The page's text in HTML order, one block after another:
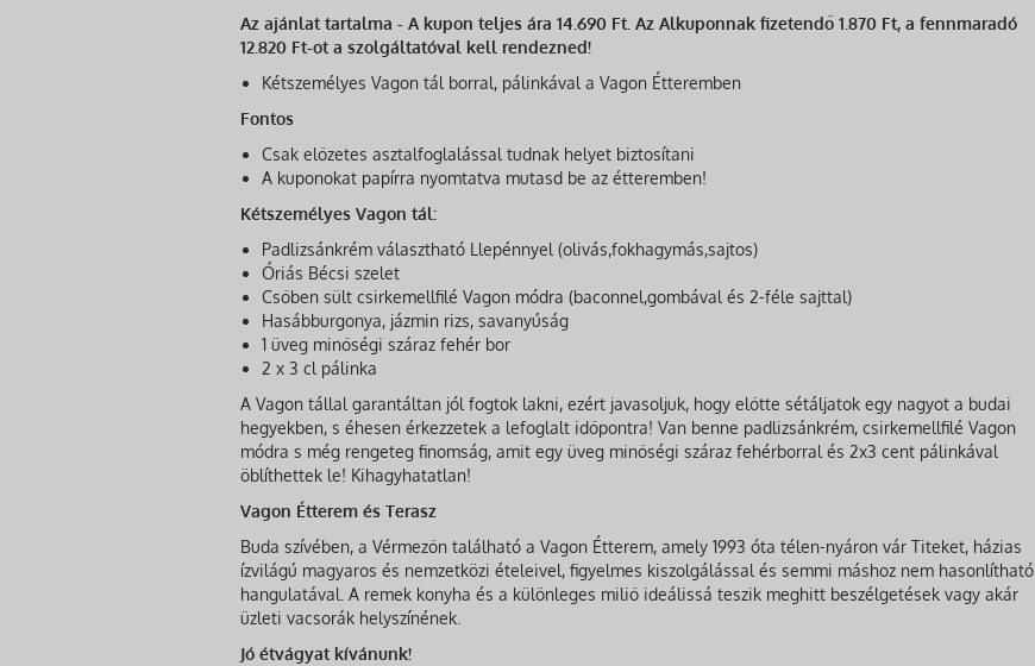
Az ajánlat tartalma - A kupon teljes ára 14.690 Ft. Az Alkuponnak fizetendő 1.870 Ft, a fennmaradó
12.820 Ft-ot a szolgáltatóval kell rendezned!
Kétszemélyes Vagon tál borral, pálinkával a Vagon Étteremben
Fontos
Csak előzetes asztalfoglalással tudnak helyet biztosítani
A kuponokat papírra nyomtatva mutasd be az étteremben!
Kétszemélyes Vagon tál:
Padlizsánkrém választható Llepénnyel (olivás,fokhagymás,sajtos)
Óriás Bécsi szelet
Csőben sült csirkemellfilé Vagon módra (baconnel,gombával és 2-féle sajttal)
Hasábburgonya, jázmin rizs, savanyúság
1 üveg minőségi száraz fehér bor
2 x 3 cl pálinka
A Vagon tállal garantáltan jól fogtok lakni, ezért javasoljuk, hogy előtte sétáljatok egy nagyot a budai
hegyekben, s éhesen érkezzetek a lefoglalt időpontra! Van benne padlizsánkrém, csirkemellfilé Vagon
módra s még rengeteg finomság, amit egy üveg minőségi száraz fehérborral és 2x3 cent pálinkával
öblíthettek le! Kihagyhatatlan!
Vagon Étterem és Terasz
Buda szívében, a Vérmezőn található a Vagon Étterem, amely 1993 óta télen-nyáron vár Titeket, házias
ízvilágú magyaros és nemzetközi ételeivel, figyelmes kiszolgálással és semmi máshoz nem hasonlítható
hangulatával. A remek konyha és a különleges miliő ideálissá teszik meghitt beszélgetések vagy akár
üzleti vacsorák helyszínének.
Jó étvágyat kívánunk!